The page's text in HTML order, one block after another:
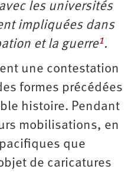
les universités
impliquées dans
et la guerre1.
une contestation
formes précédées
histoire. Pendant
mobilisations, en
que
de caricatures